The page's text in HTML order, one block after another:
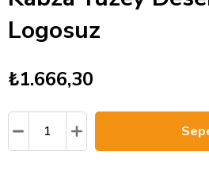
Logosuz
₺1.666,30